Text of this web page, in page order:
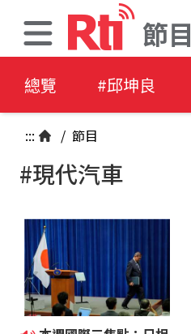
節目
總覽 #邱坤良
::: / 節目
#現代汽車